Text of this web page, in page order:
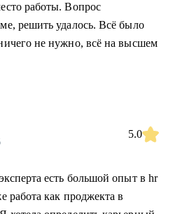
работы. Вопрос
решить удалось. Всё было
не нужно, всё на высшем
5.0
есть большой опыт в hr
работа как проджекта в